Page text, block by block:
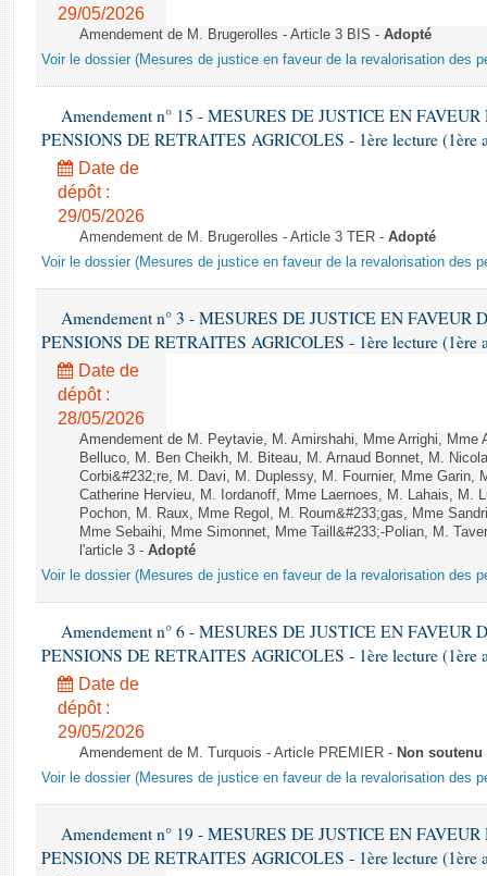
29/05/2026
Amendement de M. Brugerolles - Article 3 BIS - Adopté
Voir le dossier (Mesures de justice en faveur de la revalorisation des
Amendement n° 15 - MESURES DE JUSTICE EN
PENSIONS DE RETRAITES AGRICOLES - 1ère lecture (1ère
Date de
dépôt :
29/05/2026
Amendement de M. Brugerolles - Article 3 TER - Adopté
Voir le dossier (Mesures de justice en faveur de la revalorisation des
Amendement n° 3 - MESURES DE JUSTICE EN FAVEUR
PENSIONS DE RETRAITES AGRICOLES - 1ère lecture (1ère
Date de
dépôt :
28/05/2026
Amendement de M. Peytavie, M. Amirshahi, Mme Arrighi, Mme
Belluco, M. Ben Cheikh, M. Biteau, M. Arnaud Bonnet, M.
Corbi&#232;re, M. Davi, M. Duplessy, M. Fournier, Mme Garin,
Catherine Hervieu, M. Iordanoff, Mme Laernoes, M. Lahais, M.
Pochon, M. Raux, Mme Regol, M. Roum&#233;gas, Mme
Mme Sebaihi, Mme Simonnet, Mme Taill&#233;-Polian, M.
l'article 3 - Adopté
Voir le dossier (Mesures de justice en faveur de la revalorisation des
Amendement n° 6 - MESURES DE JUSTICE EN FAVEUR
PENSIONS DE RETRAITES AGRICOLES - 1ère lecture (1ère
Date de
dépôt :
29/05/2026
Amendement de M. Turquois - Article PREMIER - Non soutenu
Voir le dossier (Mesures de justice en faveur de la revalorisation des
Amendement n° 19 - MESURES DE JUSTICE EN
PENSIONS DE RETRAITES AGRICOLES - 1ère lecture (1ère